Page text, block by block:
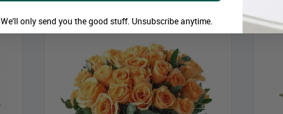
We'll only send you the good stuff. Unsubscribe anytime.